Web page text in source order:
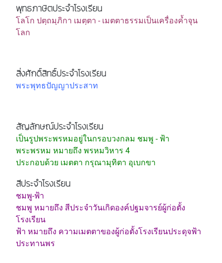
พุทธภาษิตประจำโรงเรียน
โลโก ปตฺถมฺภิกา เมตฺตา - เมตตาธรรมเป็นเครื่องค้ำจุน
โลก
สิ่งศักดิ์สิทธิ์ประจำโรงเรียน
พระพุทธปัญญาประสาท
สัญลักษณ์ประจำโรงเรียน
เป็นรูปพระพรหมอยู่ในกรอบวงกลม ชมพู - ฟ้า
พระพรหม หมายถึง พรหมวิหาร 4
ประกอบด้วย เมตตา กรุณามุทิตา อุเบกขา
สีประจำโรงเรียน
ชมพู-ฟ้า
ชมพู หมายถึง สีประจำวันเกิดองค์ปฐมจารย์ผู้ก่อตั้ง
โรงเรียน
ฟ้า หมายถึง ความเมตตาของผู้ก่อตั้งโรงเรียนประดุจฟ้า
ประทานพร